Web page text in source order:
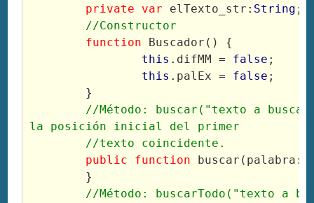
private
var elTexto_str: String ;
//Constructor
function Buscador() {
this .difMM = false ;
this .palEx = false ;
	}
//Método: buscar("texto a
la posición inicial del primer
	//texto coincidente.
public
function buscar(palabra:
	}
//Método: buscarTodo("texto a